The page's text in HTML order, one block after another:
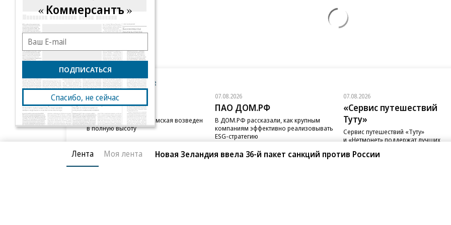
Новости компаний Все
07.08.2026
STONE
Бизнес-центр STONE Римская возведен
в полную высоту
07.08.2026
ПАО ДОМ.РФ
В ДОМ.РФ рассказали, как крупным
компаниям эффективно реализовывать
ESG-стратегию
07.08.2026
«Сервис путешествий
Туту»
Сервис путешествий «Туту»
и «Нетмонет» поддержат лучших
Лента Моя лента Новая Зеландия ввела 36-й пакет санкций против России
Коммерсантъ
ПОДПИСАТЬСЯ
Спасибо, не сейчас